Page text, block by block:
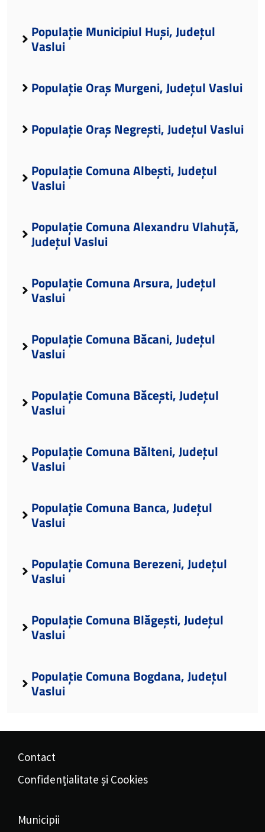
Populație Municipiul Huși, Județul
Vaslui
Populație Oraș Murgeni, Județul Vaslui
Populație Oraș Negrești, Județul Vaslui
Populație Comuna Albești, Județul
Vaslui
Populație Comuna Alexandru Vlahuță,
Județul Vaslui
Populație Comuna Arsura, Județul
Vaslui
Populație Comuna Băcani, Județul
Vaslui
Populație Comuna Băcești, Județul
Vaslui
Populație Comuna Bălteni, Județul
Vaslui
Populație Comuna Banca, Județul
Vaslui
Populație Comuna Berezeni, Județul
Vaslui
Populație Comuna Blăgești, Județul
Vaslui
Populație Comuna Bogdana, Județul
Vaslui
Contact
Confidențialitate și Cookies
Municipii